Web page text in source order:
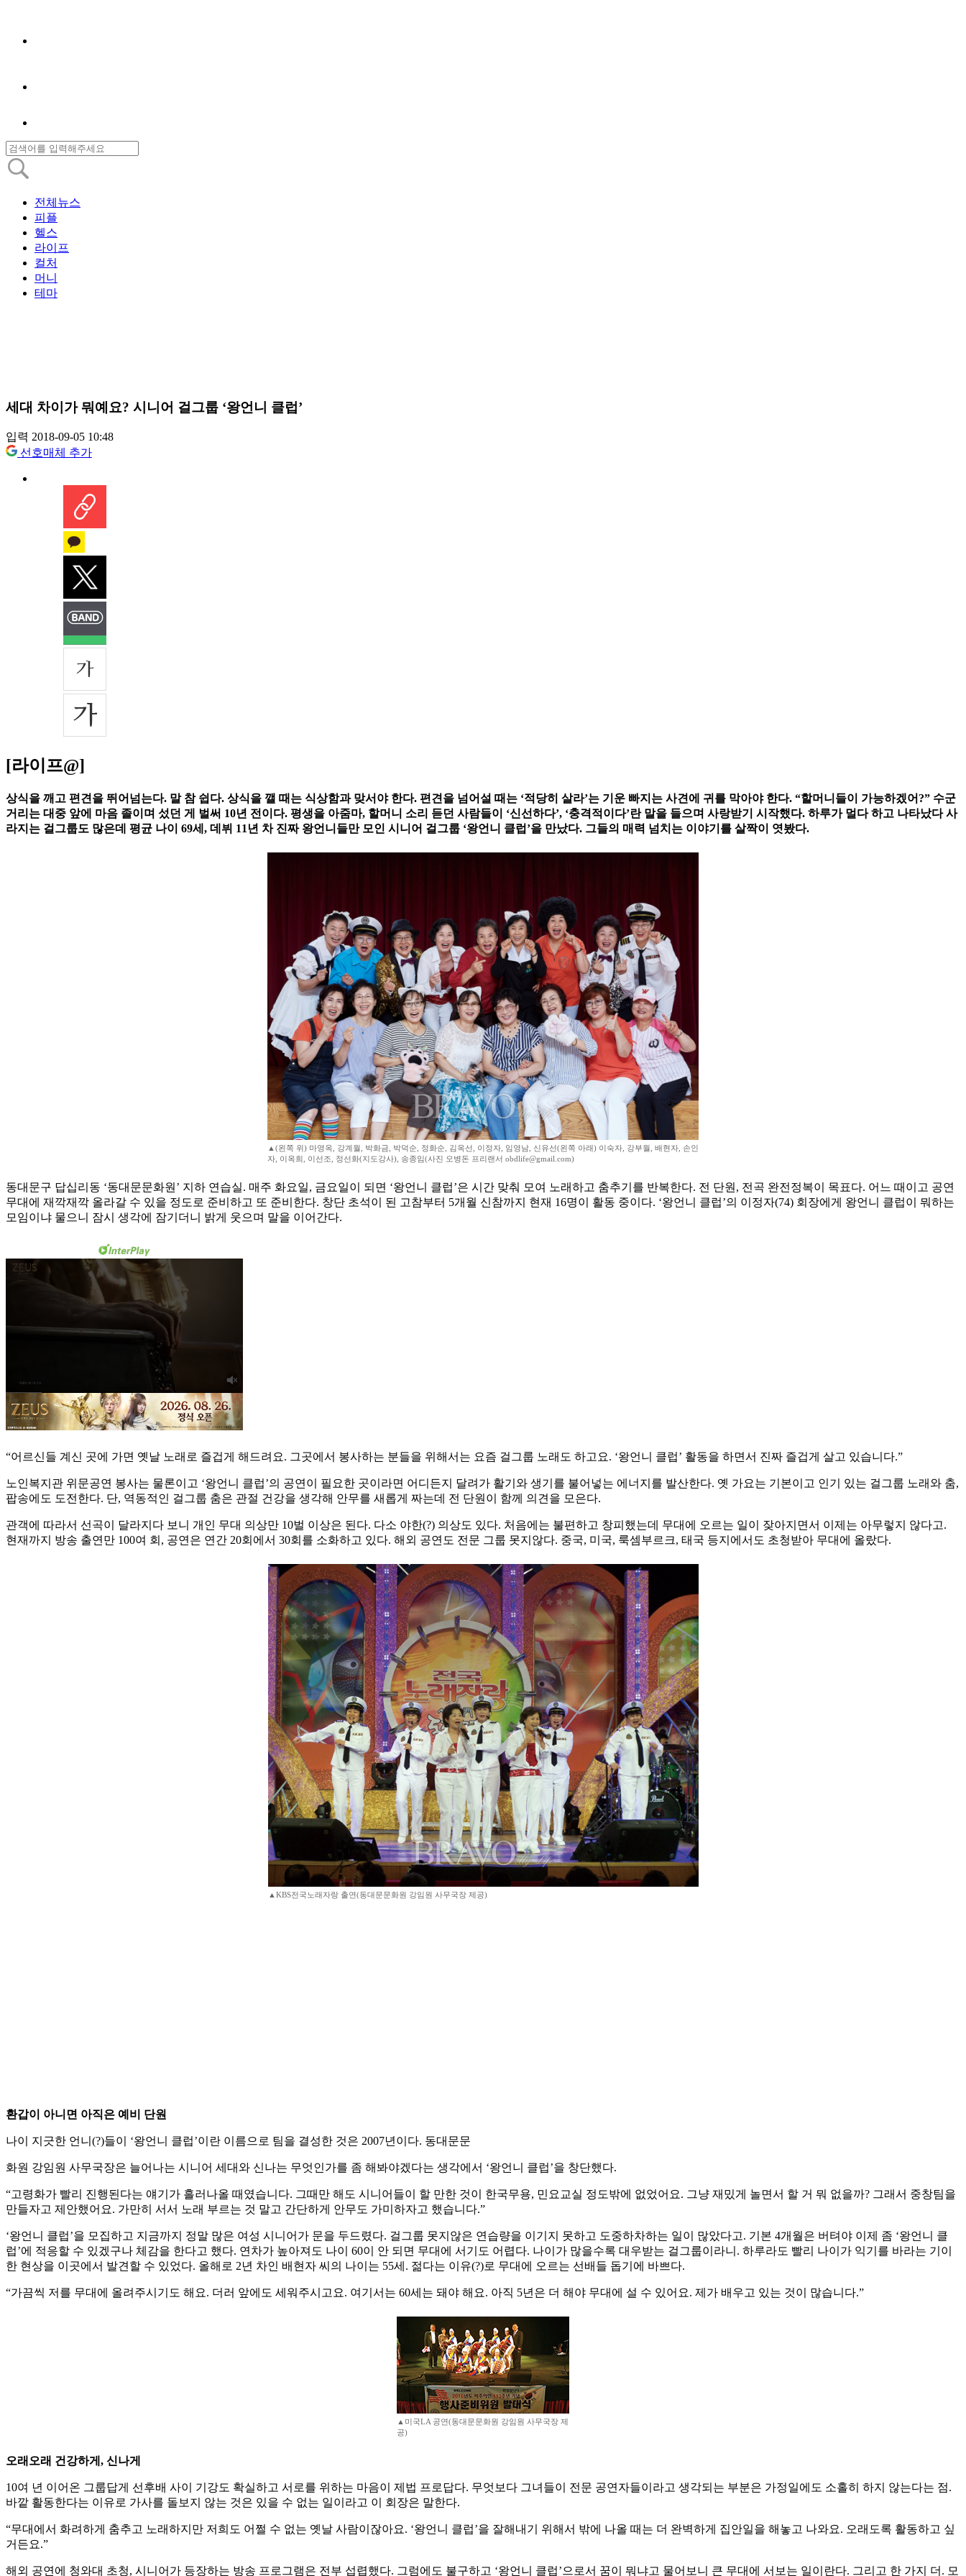
전체뉴스
피플
헬스
라이프
컬처
머니
테마
세대 차이가 뭐예요? 시니어 걸그룹 ‘왕언니 클럽’
입력 2018-09-05 10:48
선호매체 추가
[라이프@]
상식을 깨고 편견을 뛰어넘는다. 말 참 쉽다. 상식을 깰 때는 식상함과 맞서야 한다. 편견을 넘어설 때는 ‘적당히 살라’는 기운 빠지는 사견에 귀를 막아야 한다. “할머니들이 가능하겠어?” 수군
거리는 대중 앞에 마음 졸이며 섰던 게 벌써 10년 전이다. 평생을 아줌마, 할머니 소리 듣던 사람들이 ‘신선하다’, ‘충격적이다’란 말을 들으며 사랑받기 시작했다. 하루가 멀다 하고 나타났다 사
라지는 걸그룹도 많은데 평균 나이 69세, 데뷔 11년 차 진짜 왕언니들만 모인 시니어 걸그룹 ‘왕언니 클럽’을 만났다. 그들의 매력 넘치는 이야기를 살짝이 엿봤다.
▲(왼쪽 위) 마영옥, 강계월, 박화금, 박덕순, 정화순, 김옥선, 이정자, 임영남, 신유선(왼쪽 아래) 이숙자, 강부월, 배현자, 손인
자, 이옥희, 이선조, 정선화(지도강사), 송종임(사진 오병돈 프리랜서 obdlife@gmail.com)
동대문구 답십리동 ‘동대문문화원’ 지하 연습실. 매주 화요일, 금요일이 되면 ‘왕언니 클럽’은 시간 맞춰 모여 노래하고 춤추기를 반복한다. 전 단원, 전곡 완전정복이 목표다. 어느 때이고 공연
무대에 재깍재깍 올라갈 수 있을 정도로 준비하고 또 준비한다. 창단 초석이 된 고참부터 5개월 신참까지 현재 16명이 활동 중이다. ‘왕언니 클럽’의 이정자(74) 회장에게 왕언니 클럽이 뭐하는
모임이냐 물으니 잠시 생각에 잠기더니 밝게 웃으며 말을 이어간다.
“어르신들 계신 곳에 가면 옛날 노래로 즐겁게 해드려요. 그곳에서 봉사하는 분들을 위해서는 요즘 걸그룹 노래도 하고요. ‘왕언니 클럽’ 활동을 하면서 진짜 즐겁게 살고 있습니다.”
노인복지관 위문공연 봉사는 물론이고 ‘왕언니 클럽’의 공연이 필요한 곳이라면 어디든지 달려가 활기와 생기를 불어넣는 에너지를 발산한다. 옛 가요는 기본이고 인기 있는 걸그룹 노래와 춤,
팝송에도 도전한다. 단, 역동적인 걸그룹 춤은 관절 건강을 생각해 안무를 새롭게 짜는데 전 단원이 함께 의견을 모은다.
관객에 따라서 선곡이 달라지다 보니 개인 무대 의상만 10벌 이상은 된다. 다소 야한(?) 의상도 있다. 처음에는 불편하고 창피했는데 무대에 오르는 일이 잦아지면서 이제는 아무렇지 않다고.
현재까지 방송 출연만 100여 회, 공연은 연간 20회에서 30회를 소화하고 있다. 해외 공연도 전문 그룹 못지않다. 중국, 미국, 룩셈부르크, 태국 등지에서도 초청받아 무대에 올랐다.
▲KBS전국노래자랑 출연(동대문문화원 강임원 사무국장 제공)
환갑이 아니면 아직은 예비 단원
나이 지긋한 언니(?)들이 ‘왕언니 클럽’이란 이름으로 팀을 결성한 것은 2007년이다. 동대문문
화원 강임원 사무국장은 늘어나는 시니어 세대와 신나는 무엇인가를 좀 해봐야겠다는 생각에서 ‘왕언니 클럽’을 창단했다.
“고령화가 빨리 진행된다는 얘기가 흘러나올 때였습니다. 그때만 해도 시니어들이 할 만한 것이 한국무용, 민요교실 정도밖에 없었어요. 그냥 재밌게 놀면서 할 거 뭐 없을까? 그래서 중창팀을
만들자고 제안했어요. 가만히 서서 노래 부르는 것 말고 간단하게 안무도 가미하자고 했습니다.”
‘왕언니 클럽’을 모집하고 지금까지 정말 많은 여성 시니어가 문을 두드렸다. 걸그룹 못지않은 연습량을 이기지 못하고 도중하차하는 일이 많았다고. 기본 4개월은 버텨야 이제 좀 ‘왕언니 클
럽’에 적응할 수 있겠구나 체감을 한다고 했다. 연차가 높아져도 나이 60이 안 되면 무대에 서기도 어렵다. 나이가 많을수록 대우받는 걸그룹이라니. 하루라도 빨리 나이가 익기를 바라는 기이
한 현상을 이곳에서 발견할 수 있었다. 올해로 2년 차인 배현자 씨의 나이는 55세. 젊다는 이유(?)로 무대에 오르는 선배들 돕기에 바쁘다.
“가끔씩 저를 무대에 올려주시기도 해요. 더러 앞에도 세워주시고요. 여기서는 60세는 돼야 해요. 아직 5년은 더 해야 무대에 설 수 있어요. 제가 배우고 있는 것이 많습니다.”
▲미국LA 공연(동대문문화원 강임원 사무국장 제
공)
오래오래 건강하게, 신나게
10여 년 이어온 그룹답게 선후배 사이 기강도 확실하고 서로를 위하는 마음이 제법 프로답다. 무엇보다 그녀들이 전문 공연자들이라고 생각되는 부분은 가정일에도 소홀히 하지 않는다는 점.
바깥 활동한다는 이유로 가사를 돌보지 않는 것은 있을 수 없는 일이라고 이 회장은 말한다.
“무대에서 화려하게 춤추고 노래하지만 저희도 어쩔 수 없는 옛날 사람이잖아요. ‘왕언니 클럽’을 잘해내기 위해서 밖에 나올 때는 더 완벽하게 집안일을 해놓고 나와요. 오래도록 활동하고 싶
거든요.”
해외 공연에 청와대 초청, 시니어가 등장하는 방송 프로그램은 전부 섭렵했다. 그럼에도 불구하고 ‘왕언니 클럽’으로서 꿈이 뭐냐고 물어보니 큰 무대에 서보는 일이란다. 그리고 한 가지 더. 모